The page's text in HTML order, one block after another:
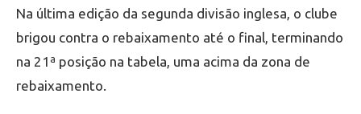
Na última edição da segunda divisão inglesa, o clube
brigou contra o rebaixamento até o final, terminando
na 21ª posição na tabela, uma acima da zona de
rebaixamento.